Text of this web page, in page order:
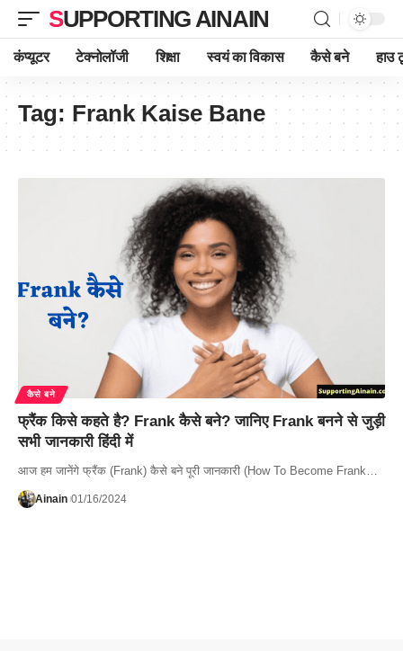
SUPPORTING AINAIN
कंप्यूटर टेक्नोलॉजी शिक्षा स्वयं का विकास कैसे बने हाउ
Tag: Frank Kaise Bane
कैसे बने
फ्रैंक किसे कहते है? Frank कैसे बने? जानिए Frank बनने से जुड़ी
सभी जानकारी हिंदी में
आज हम जानेंगे फ्रैंक (Frank) कैसे बने पूरी जानकारी (How To Become Frank…
Ainain 01/16/2024